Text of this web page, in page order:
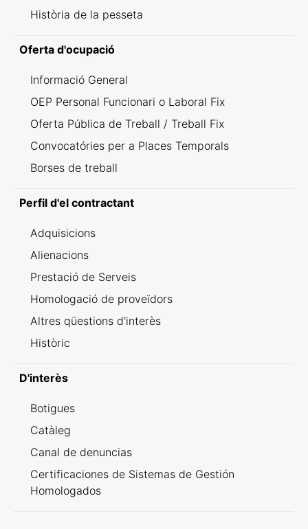
Història de la pesseta
Oferta d'ocupació
Informació General
OEP Personal Funcionari o Laboral Fix
Oferta Pública de Treball / Treball Fix
Convocatóries per a Places Temporals
Borses de treball
Perfil d'el contractant
Adquisicions
Alienacions
Prestació de Serveis
Homologació de proveïdors
Altres qüestions d'interès
Històric
D'interès
Botigues
Catàleg
Canal de denuncias
Certificaciones de Sistemas de Gestión
Homologados